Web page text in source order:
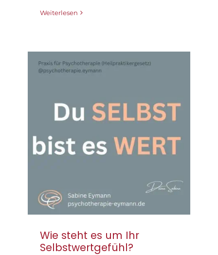
Weiterlesen
Selbstwertgefühl?
Wie steht es um Ihr
Selbstwertgefühl?